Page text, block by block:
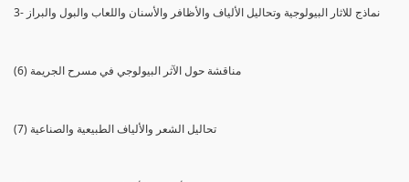
3- نماذج للاثار البيولوجية وتحاليل الألياف والأظافر والأسنان واللعاب والبول والبراز
(6) مناقشة حول الآثر البيولوجي في مسرح الجريمة
(7) تحاليل الشعر والألياف الطبيعية والصناعية